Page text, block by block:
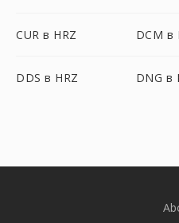
CUR в HRZ DCM в
DDS в HRZ DNG в